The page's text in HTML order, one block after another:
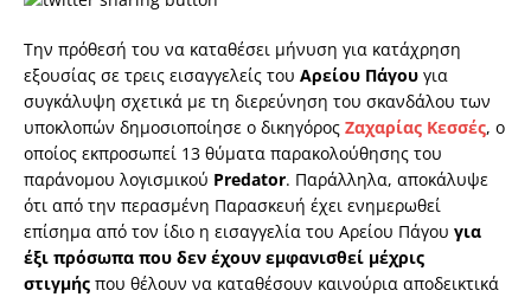
Την πρόθεσή του να καταθέσει μήνυση για κατάχρηση
εξουσίας σε τρεις εισαγγελείς του Αρείου Πάγου για
συγκάλυψη σχετικά με τη διερεύνηση του σκανδάλου των
υποκλοπών δημοσιοποίησε ο δικηγόρος Ζαχαρίας Κεσσές, ο
οποίος εκπροσωπεί 13 θύματα παρακολούθησης του
παράνομου λογισμικού Predator. Παράλληλα, αποκάλυψε
ότι από την περασμένη Παρασκευή έχει ενημερωθεί
επίσημα από τον ίδιο η εισαγγελία του Αρείου Πάγου για
έξι πρόσωπα που δεν έχουν εμφανισθεί μέχρις
στιγμής που θέλουν να καταθέσουν καινούρια αποδεικτικά